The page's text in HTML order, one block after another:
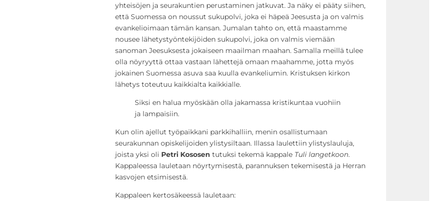
yhteisöjen ja seurakuntien perustaminen jatkuvat. Ja näky ei pääty siihen,
että Suomessa on noussut sukupolvi, joka ei häpeä Jeesusta ja on valmis
evankelioimaan tämän kansan. Jumalan tahto on, että maastamme
nousee lähetystyöntekijöiden sukupolvi, joka on valmis viemään
sanoman Jeesuksesta jokaiseen maailman maahan. Samalla meillä tulee
olla nöyryyttä ottaa vastaan lähettejä omaan maahamme, jotta myös
jokainen Suomessa asuva saa kuulla evankeliumin. Kristuksen kirkon
lähetys toteutuu kaikkialta kaikkialle.
Siksi en halua myöskään olla jakamassa kristikuntaa vuohiin
ja lampaisiin.
Kun olin ajellut työpaikkani parkkihalliin, menin osallistumaan
seurakunnan opiskelijoiden ylistysiltaan. Illassa laulettiin ylistyslauluja,
joista yksi oli Petri Kososen tutuksi tekemä kappale Tuli langetkoon.
Kappaleessa lauletaan nöyrtymisestä, parannuksen tekemisestä ja Herran
kasvojen etsimisestä.
Kappaleen kertosäkeessä lauletaan: